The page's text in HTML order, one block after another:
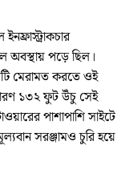
অবস্থায় পড়ে ছিল।
মেরামত করতে ওই
কারণ ১৩২ ফুট উঁচু সেই
পাশাপাশি সাইটে
সরঞ্জামও চুরি হয়ে